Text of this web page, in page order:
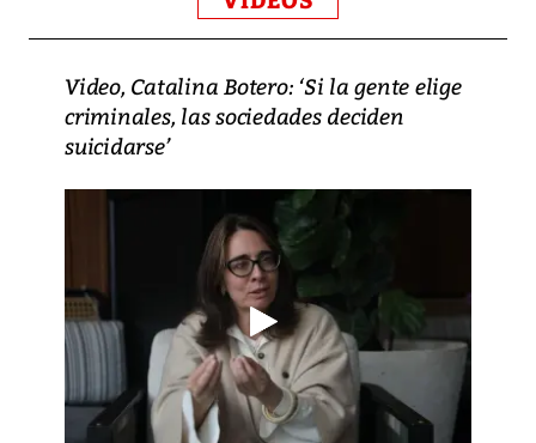
Video, Catalina Botero: ‘Si la gente elige
criminales, las sociedades deciden
suicidarse’